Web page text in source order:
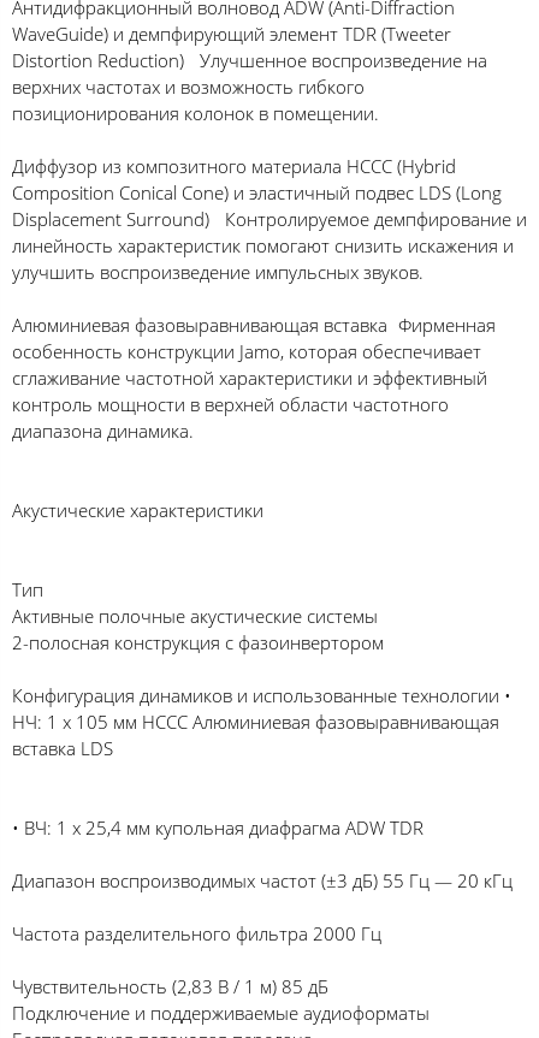
Антидифракционный волновод ADW (Anti-Diffraction
WaveGuide) и демпфирующий элемент TDR (Tweeter
Distortion Reduction) Улучшенное воспроизведение на
верхних частотах и возможность гибкого
позиционирования колонок в помещении.
Диффузор из композитного материала HCCC (Hybrid
Composition Conical Cone) и эластичный подвес LDS (Long
Displacement Surround) Контролируемое демпфирование и
линейность характеристик помогают снизить искажения и
улучшить воспроизведение импульсных звуков.
Алюминиевая фазовыравнивающая вставка Фирменная
особенность конструкции Jamo, которая обеспечивает
сглаживание частотной характеристики и эффективный
контроль мощности в верхней области частотного
диапазона динамика.
Акустические характеристики
Тип
Активные полочные акустические системы
2-полосная конструкция с фазоинвертором
Конфигурация динамиков и использованные технологии •
НЧ: 1 x 105 мм HCCC Алюминиевая фазовыравнивающая
вставка LDS
• ВЧ: 1 x 25,4 мм купольная диафрагма ADW TDR
Диапазон воспроизводимых частот (±3 дБ) 55 Гц — 20 кГц
Частота разделительного фильтра 2000 Гц
Чувствительность (2,83 В / 1 м) 85 дБ
Подключение и поддерживаемые аудиоформаты